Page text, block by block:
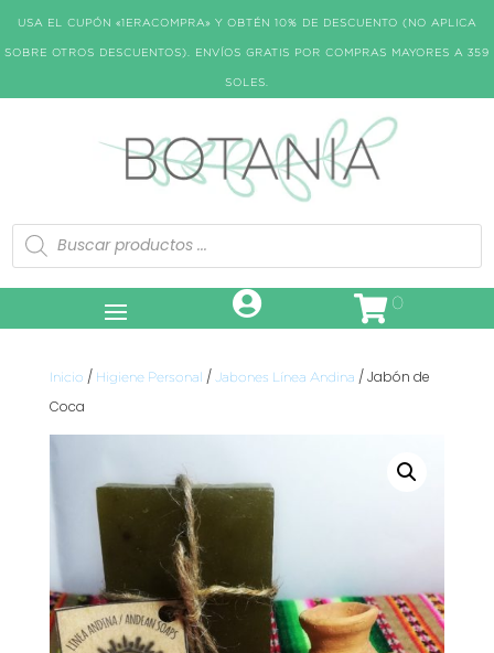
USA EL CUPÓN «1ERACOMPRA» Y OBTÉN 10% DE DESCUENTO (NO APLICA
SOBRE OTROS DESCUENTOS). ENVÍOS GRATIS POR COMPRAS MAYORES A 359
SOLES.
Búsqueda
de
productos
0
Inicio / Higiene Personal / Jabones Línea Andina / Jabón de
Coca